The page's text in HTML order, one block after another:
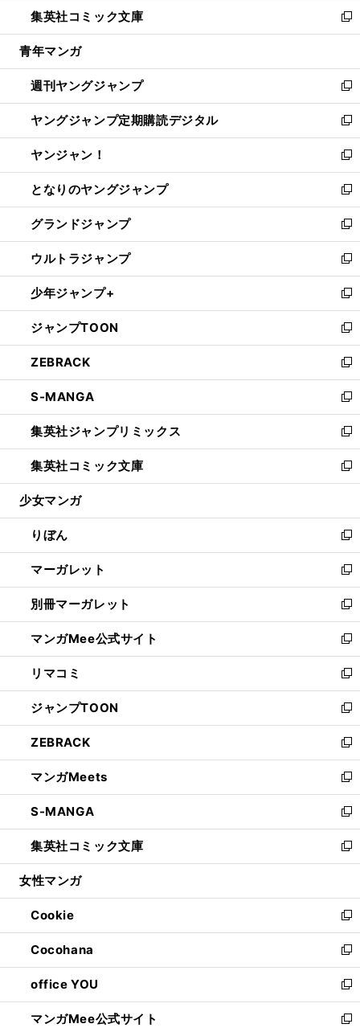
く
で
開
ド
ウ
開
く
ィ
ン
ウ
で
開
く
い
ウ
ン
ド
ウ
で
開
く
集英社コミック文庫
新
し
ウ
ィ
ン
ド
ウ
で
開
く
青年マンガ
週刊ヤングジャンプ
新
し
い
ウ
ィ
ン
ド
ウ
で
開
く
ヤングジャンプ定期購読デジタル
新
し
い
ウ
ィ
ン
ド
ウ
で
開
く
ヤンジャン！
新
し
い
ウ
ィ
ン
ド
ウ
で
開
く
となりのヤングジャンプ
新
し
い
ウ
ィ
ン
ド
ウ
で
開
く
グランドジャンプ
新
し
い
ウ
ィ
ン
ド
ウ
で
開
く
ウルトラジャンプ
新
し
い
ウ
ィ
ン
ド
ウ
で
開
く
少年ジャンプ+
新
し
い
ウ
ィ
ン
ド
ウ
で
開
く
ジャンプTOON
新
し
い
ウ
ィ
ン
ド
ウ
で
開
ZEBRACK
新
し
い
ウ
ィ
ン
ド
ウ
開
く
S-MANGA
新
し
い
ウ
ィ
ン
ウ
で
開
く
集英社ジャンプリミックス
新
し
い
ウ
ン
ド
ウ
で
開
く
集英社コミック文庫
新
し
ウ
ィ
ン
ド
ウ
で
開
く
少女マンガ
りぼん
新
し
い
ウ
ィ
ン
ド
ウ
で
開
く
マーガレット
新
し
い
ウ
ィ
ン
ド
ウ
で
開
く
別冊マーガレット
新
し
い
ウ
ィ
ン
ド
ウ
で
開
く
マンガMee公式サイト
新
し
い
ウ
ィ
ン
ド
ウ
で
開
く
リマコミ
新
し
い
ウ
ィ
ン
ド
ウ
で
開
く
ジャンプTOON
新
し
い
ウ
ィ
ン
ド
ウ
で
開
ZEBRACK
新
し
い
ウ
ィ
ン
ド
ウ
開
く
マンガMeets
新
し
い
ウ
ィ
ン
ウ
で
開
く
S-MANGA
新
し
い
ウ
ン
ド
ウ
で
開
く
集英社コミック文庫
新
し
ウ
ィ
ン
ド
ウ
で
開
く
女性マンガ
Cookie
新
し
い
ウ
ィ
ン
ド
Cocohana
新
し
い
ウ
ィ
office YOU
新
し
い
マンガMee公式サイト 新